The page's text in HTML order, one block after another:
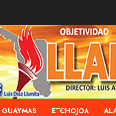
GUAYMAS ETCHOJOA